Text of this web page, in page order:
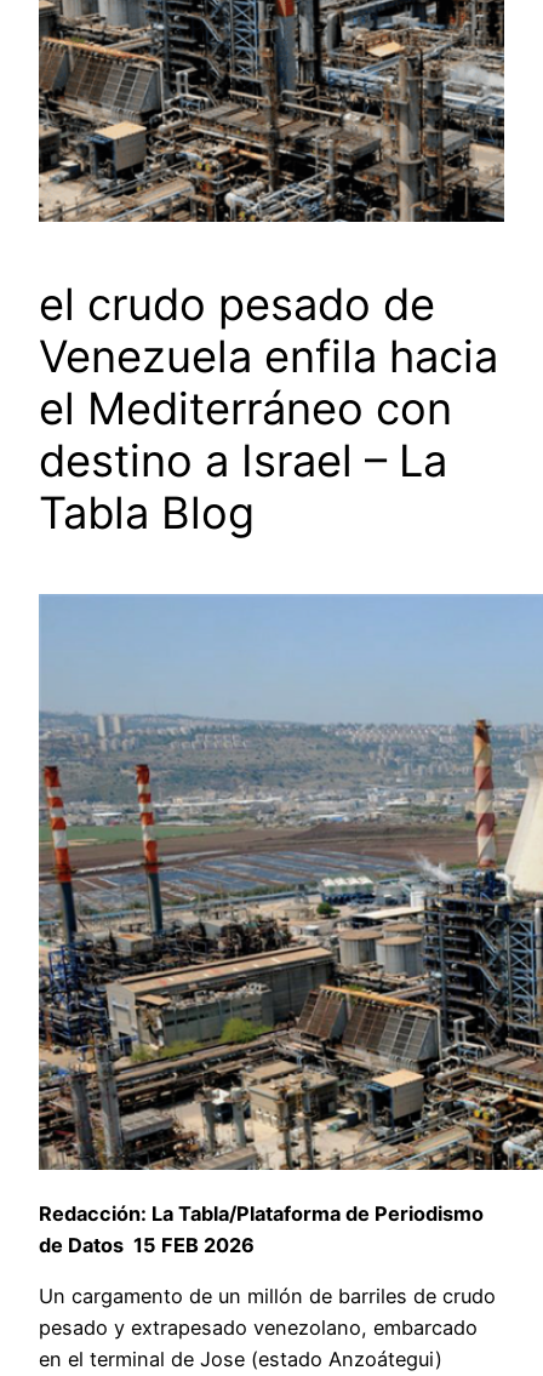
el crudo pesado de
Venezuela enfila hacia
el Mediterráneo con
destino a Israel – La
Tabla Blog
Redacción: La Tabla/Plataforma de Periodismo
de Datos 15 FEB 2026
Un cargamento de un millón de barriles de crudo
pesado y extrapesado venezolano, embarcado
en el terminal de Jose (estado Anzoátegui)